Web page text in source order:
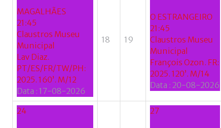
MAGALHÃES
21:45
Claustros Museu
Municipal
Lav Diaz.
PT/ES/FR/TW/PH:
2025. 160’. M/12
Data : 17-08-2026
18 19
O ESTRANGEIRO
21:45
Claustros Museu
Municipal
François Ozon. FR:
2025. 120’. M/14
Data : 20-08-2026
24 27